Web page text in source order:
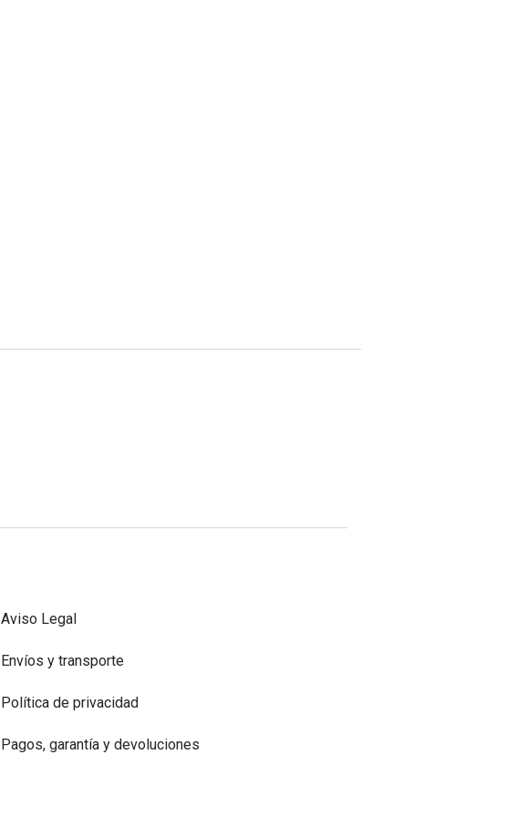
Aviso Legal
Envíos y transporte
Política de privacidad
Pagos, garantía y devoluciones